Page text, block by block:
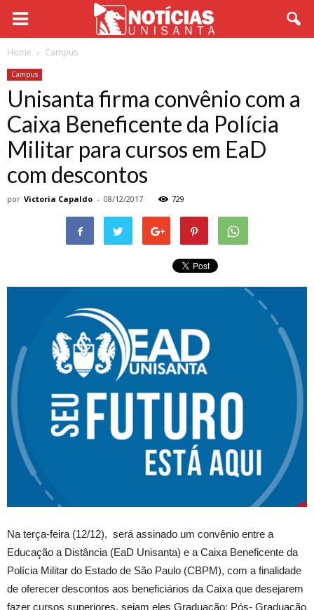
Home Campus
Campus
Unisanta firma convênio com a
Caixa Beneficente da Polícia
Militar para cursos em EaD
com descontos
por Victoria Capaldo - 08/12/2017 729
Na terça-feira (12/12), será assinado um convênio entre a
Educação a Distância (EaD Unisanta) e a Caixa Beneficente da
Polícia Militar do Estado de São Paulo (CBPM), com a finalidade
de oferecer descontos aos beneficiários da Caixa que desejarem
fazer cursos superiores, sejam eles Graduação; Pós- Graduação